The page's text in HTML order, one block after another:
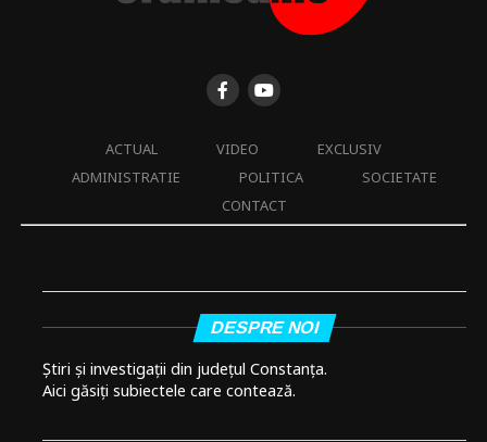
ACTUAL VIDEO
EXCLUSIV
ADMINISTRATIE
POLITICA
SOCIETATE
CONTACT
DESPRE NOI
Știri și investigații din județul Constanța.
Aici găsiți subiectele care contează.